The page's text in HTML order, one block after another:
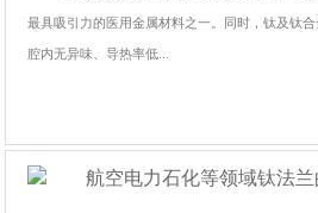
最具吸引力的医用金属材料之一。同时，钛及钛
腔内无异味、导热率低...